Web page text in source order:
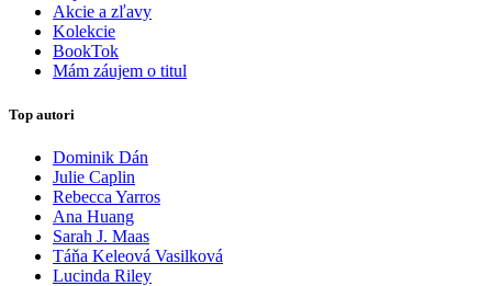
Akcie a zľavy
Kolekcie
BookTok
Mám záujem o titul
Top autori
Dominik Dán
Julie Caplin
Rebecca Yarros
Ana Huang
Sarah J. Maas
Táňa Keleová Vasilková
Lucinda Riley